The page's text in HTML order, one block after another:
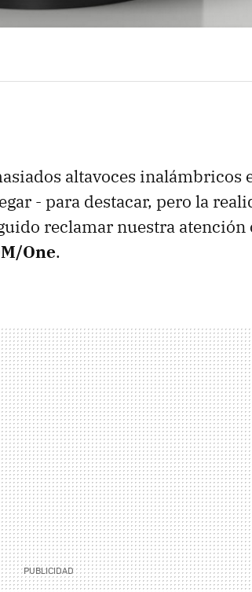
altavoces inalámbricos
- para destacar, pero la
reclamar nuestra atención
One.